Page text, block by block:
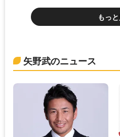
もっ
矢野武のニュース